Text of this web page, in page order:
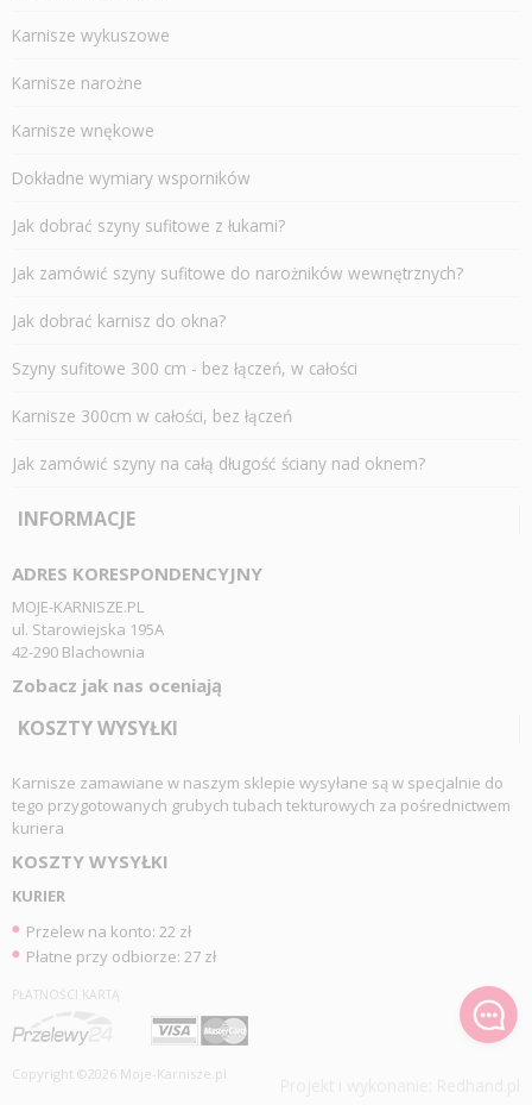
Karnisze wykuszowe
Karnisze narożne
Karnisze wnękowe
Dokładne wymiary wsporników
Jak dobrać szyny sufitowe z łukami?
Jak zamówić szyny sufitowe do narożników wewnętrznych?
Jak dobrać karnisz do okna?
Szyny sufitowe 300 cm - bez łączeń, w całości
Karnisze 300cm w całości, bez łączeń
Jak zamówić szyny na całą długość ściany nad oknem?
INFORMACJE
ADRES KORESPONDENCYJNY
MOJE-KARNISZE.PL
ul. Starowiejska 195A
42-290 Blachownia
Zobacz jak nas oceniają
KOSZTY WYSYŁKI
Karnisze zamawiane w naszym sklepie wysyłane są w specjalnie do
tego przygotowanych grubych tubach tekturowych za pośrednictwem
kuriera
KOSZTY WYSYŁKI
KURIER
Przelew na konto: 22 zł
Płatne przy odbiorze: 27 zł
PŁATNOŚCI KARTĄ
Copyright ©2026 Moje-Karnisze.pl